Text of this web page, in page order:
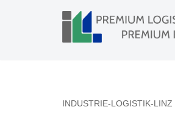
INDUSTRIE-LOGISTIK-LINZ